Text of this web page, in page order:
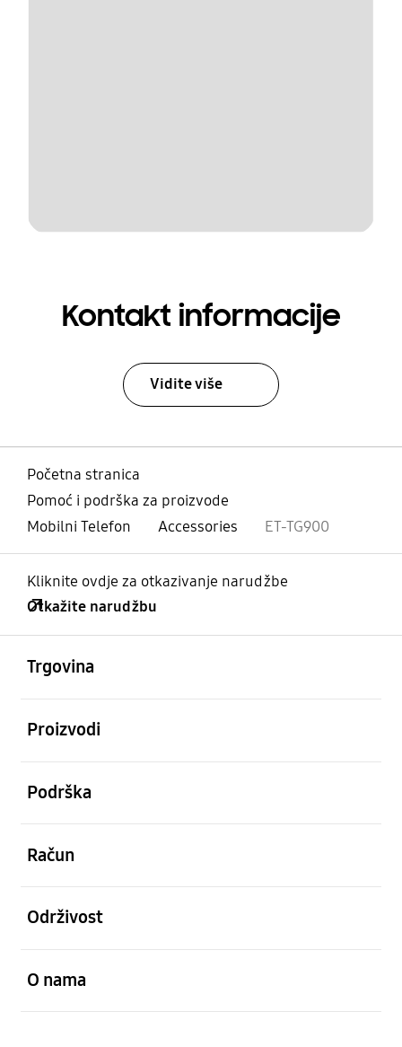
Kontakt informacije
Vidite više
Početna stranica
Pomoć i podrška za proizvode
Mobilni Telefon
Accessories ET-TG900
Kliknite ovdje za otkazivanje narudžbe
Otkažite narudžbu
Trgovina
Proizvodi
Podrška
Račun
Održivost
O nama